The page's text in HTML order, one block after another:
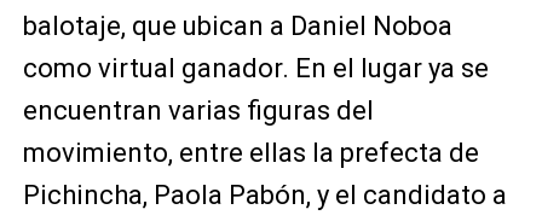
balotaje, que ubican a Daniel Noboa
como virtual ganador. En el lugar ya se
encuentran varias figuras del
movimiento, entre ellas la prefecta de
Pichincha, Paola Pabón, y el candidato a